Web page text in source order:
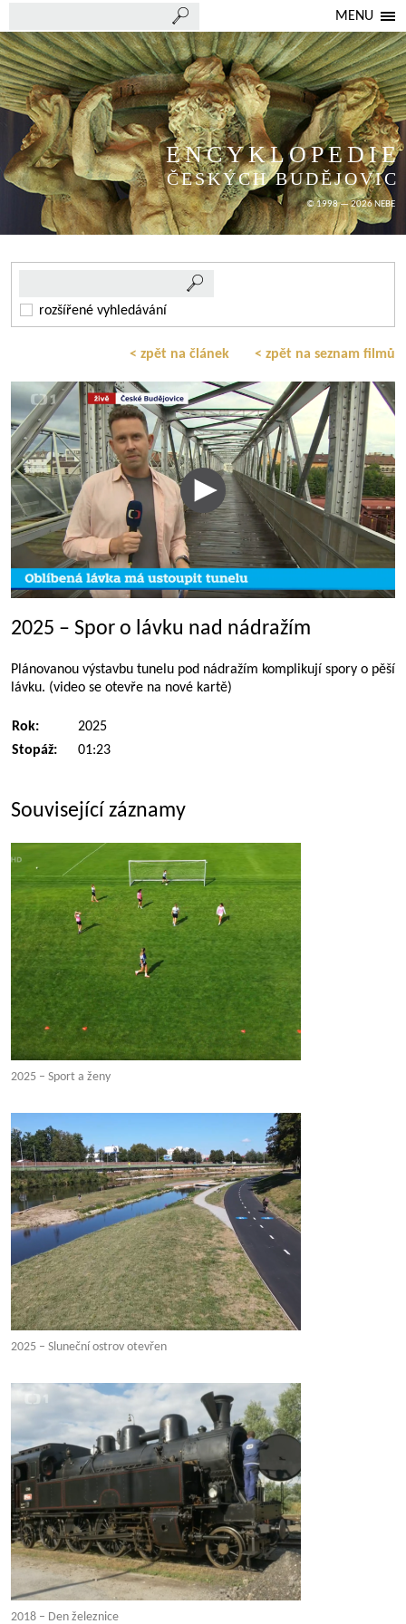
MENU
ENCYKLOPEDIE
ČESKÝCH BUDĚJOVIC
© 1998 — 2026 NEBE
rozšířené vyhledávání
< zpět na článek < zpět na seznam filmů
2025 – Spor o lávku nad nádražím
Plánovanou výstavbu tunelu pod nádražím komplikují spory o pěší
lávku. (video se otevře na nové kartě)
Rok:
2025
Stopáž:
01:23
Související záznamy
2025 – Sport a ženy
2025 – Sluneční ostrov otevřen
2018 – Den železnice